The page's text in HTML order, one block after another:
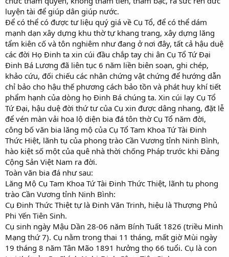
luyện tài để giúp dân giúp nước.
Để có thể có được tư liệu quý giá về Cụ Tổ, để có thể dám
mạnh dạn xây dựng khu thờ tự khang trang, xây dựng lăng
tẩm kiên cố và tôn nghiêm như đang ở nơi đây, tất cả hậu duệ
các đời Họ Đinh ta xin cúi đầu chắp tay chi ân Cụ Tổ Tứ Đại
Đinh Bá Lương đã liên tục 6 năm liền biên soạn, ghi chép,
khảo cứu, đối chiếu các nhân chứng vật chứng để hướng dẫn
chỉ bảo cho hậu thế phương cách bảo tồn và phát huy khí tiết
phẩm hạnh của dòng họ Đinh Bá chúng ta. Xin cúi lạy Cụ Tổ
Tứ Đại, hậu duệ đời thứ tư của Cụ xin được dâng nhang, đặt lễ
để vén màn vải hoa lộ diện bia đá tôn thờ Cụ Tổ năm đời,
công bố văn bia lăng mộ của Cụ Tổ Tam Khoa Tứ Tài Đinh
Thức Hiệt, lãnh tụ của phong trào Cần Vương tỉnh Ninh Bình,
hào kiệt số một của quê nhà thời chống Pháp trước khi Đảng
Cộng Sản Việt Nam ra đời.
Toàn văn bia đá như sau:
Lăng Mộ Cụ Tam Khoa Tứ Tài Đinh Thức Thiệt, lãnh tụ phong
trào Cần Vương tỉnh Ninh Bình:
Cụ Đinh Thức Thiệt tự là Đinh Văn Trinh, hiệu là Thượng Phủ
Phi Yến Tiên Sinh.
Cụ sinh ngày Mậu Dần 28-06 năm Bính Tuất 1826 (triều Minh
Mạng thứ 7). Cụ nằm trong thai 11 tháng, mất giờ Mùi ngày
19 tháng 8 năm Tân Mão 1891 hưởng thọ 66 tuổi. Cụ là con